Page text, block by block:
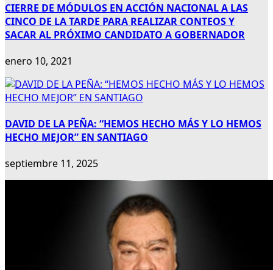
CIERRE DE MÓDULOS EN ACCIÓN NACIONAL A LAS
CINCO DE LA TARDE PARA REALIZAR CONTEOS Y
SACAR AL PRÓXIMO CANDIDATO A GOBERNADOR
enero 10, 2021
DAVID DE LA PEÑA: “HEMOS HECHO MÁS Y LO HEMOS
HECHO MEJOR” EN SANTIAGO
septiembre 11, 2025